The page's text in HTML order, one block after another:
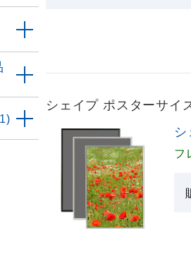
シェイプ ポスターサイ
フ